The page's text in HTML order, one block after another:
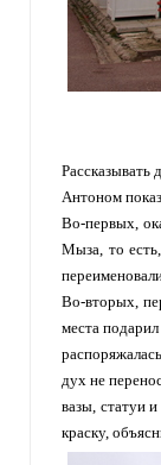
Рассказывать
Антоном
Во-первых,
Мыза, то
Во-вторых,
места
дух не
вазы, статуи
краску,